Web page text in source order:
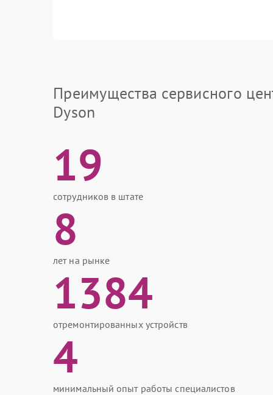
Преимущества сервисного
Dyson
19
сотрудников в штате
8
лет на рынке
1384
отремонтированных устройств
4
минимальный опыт работы специалистов